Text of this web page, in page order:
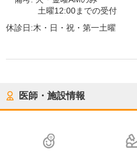
土曜12:00までの受付
休診日:木・日・祝・第一土曜
医師・施設情報